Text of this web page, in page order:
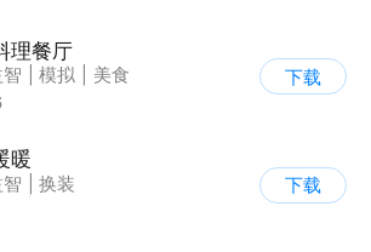
理餐厅
模拟
美食
士
下载
暖
换装
下载